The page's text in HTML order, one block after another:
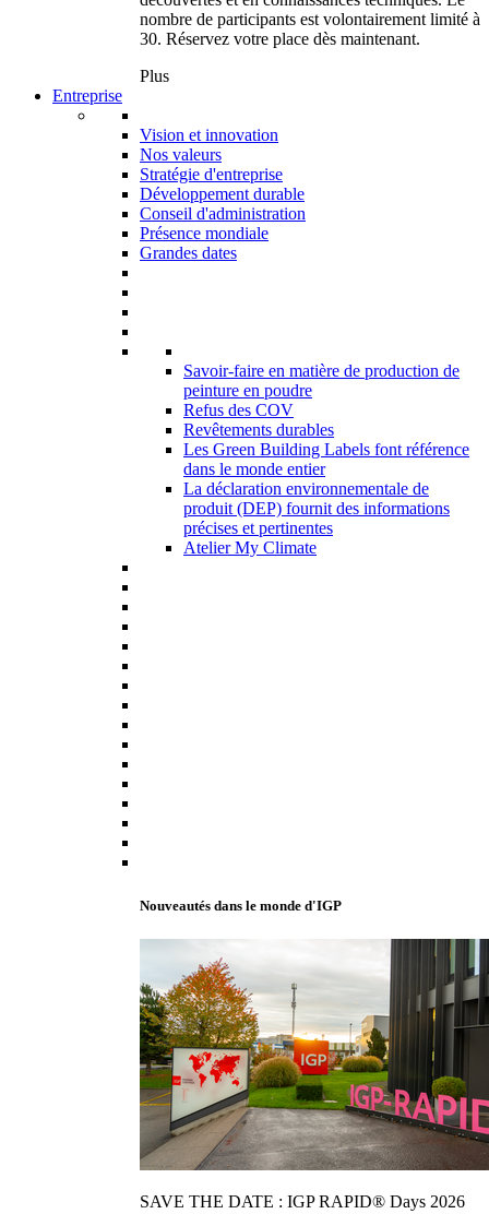
nombre de participants est volontairement limité à
30. Réservez votre place dès maintenant.
Plus
Entreprise
Vision et innovation
Nos valeurs
Stratégie d'entreprise
Développement durable
Conseil d'administration
Présence mondiale
Grandes dates
Savoir-faire en matière de production de
peinture en poudre
Refus des COV
Revêtements durables
Les Green Building Labels font référence
dans le monde entier
La déclaration environnementale de
produit (DEP) fournit des informations
précises et pertinentes
Atelier My Climate
Nouveautés dans le monde d'IGP
SAVE THE DATE : IGP RAPID® Days 2026